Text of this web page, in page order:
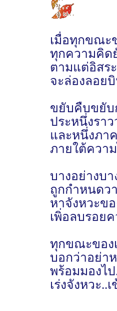
เมื่อทุกขณะ
ทุกความคิด
ตามแต่อิสร
จะล่องลอย
ขยับคืบขยับ
ประหนึ่งรา
และหนึ่งภา
ภายใต้ควา
บางอย่างบา
ถูกกำหนดว
หาจังหวะข
เพิ่อลบรอย
ทุกขณะของ
บอกว่าอย่า
พร้อมมองไ
เร่งจังหวะ